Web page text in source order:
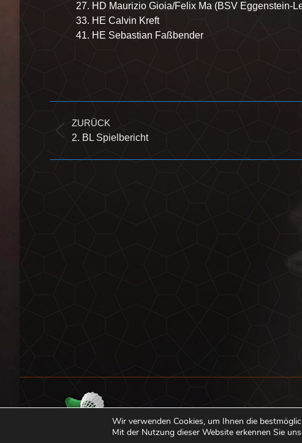
27. HD Maurizio Gioia/Felix Ma (BSV Eggenstein-
33. HE Calvin Kreft
41. HE Sebastian Faßbender
ZURÜCK
Vorheriger
2. BL Spielbericht
Wir verwenden Cookies, um Ihnen die
Mit der Nutzung dieser Website erkennen Sie